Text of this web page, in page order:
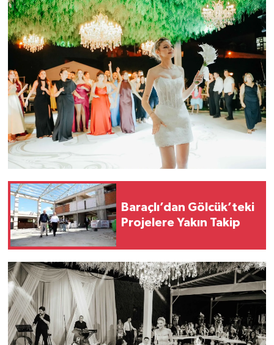
Baraçlı’dan Gölcük’teki
Projelere Yakın Takip